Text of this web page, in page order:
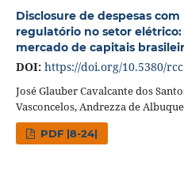
Disclosure de despesas
regulatório no setor
mercado de capitais
DOI: https://doi.org/10.5380/
José Glauber Cavalcante dos
Vasconcelos, Andrezza de
PDF |8-24|